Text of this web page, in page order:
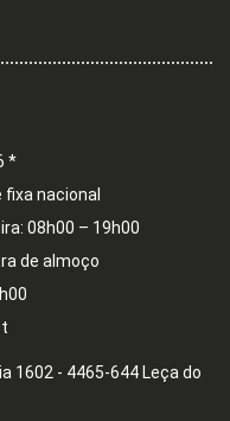
*
nacional
08h00 – 19h00
de almoço
1602 - 4465-644 Leça do